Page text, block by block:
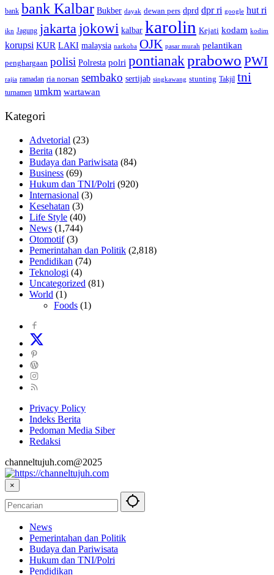
bank bank Kalbar Bukber dayak dewan pers dprd dpr ri google hut ri
ikn Jagung jakarta jokowi kalbar karolin Kejati kodam kodim
korupsi KUR LAKI malaysia narkoba OJK pasar murah pelantikan
penghargaan polisi Polresta polri pontianakprabowo PWI
rajia ramadan ria norsan sembako sertijab singkawang stunting Takjil tni
turnamen umkm wartawan
Kategori
Advetorial (23)
Berita (182)
Budaya dan Pariwisata (84)
Business (69)
Hukum dan TNI/Polri (920)
Internasional (3)
Kesehatan (3)
Life Style (40)
News (1,744)
Otomotif(3)
Pemerintahan dan Politik (2,818)
Pendidikan (74)
Teknologi (4)
Uncategorized (81)
World (1)
Foods (1)
Privacy Policy
Indeks Berita
Pedoman Media Siber
Redaksi
channeltujuh.com@2025
×
News
Pemerintahan dan Politik
Budaya dan Pariwisata
Hukum dan TNI/Polri
Pendidikan